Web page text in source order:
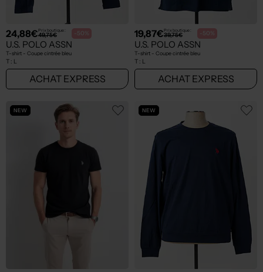
24,88€Prix boutique :
49,75€ -50%
U.S. POLO ASSN
T-shirt - Coupe cintrée bleu
T : L
ACHAT EXPRESS
19,87€Prix boutique :
39,75€ -50%
U.S. POLO ASSN
T-shirt - Coupe cintrée bleu
T : L
ACHAT EXPRESS
NEW NEW